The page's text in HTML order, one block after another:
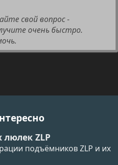
свой вопрос -
очень быстро.
люлек ZLP
подъёмников ZLP и их